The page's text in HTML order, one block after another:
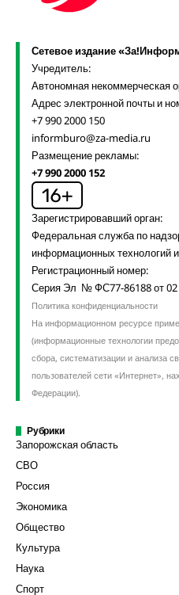
Сетевое издание
Учредитель:
Автономная некоммерческая
Адрес электронной почты и
+7 990 2000 150
informburo@za-media.ru
Размещение рекламы:
+7 990 2000 152
Зарегистрировавший орган:
Федеральная служба по
информационных технологий
Регистрационный номер:
Серия Эл № ФС77-86188 от 02
Политика конфиденциальности
На информационном ресурсе
(информационные технологии
сбора, систематизации и анализа
пользователей сети «Интернет»,
Федерации).
Рубрики
Запорожская область
СВО
Россия
Экономика
Общество
Культура
Наука
Спорт